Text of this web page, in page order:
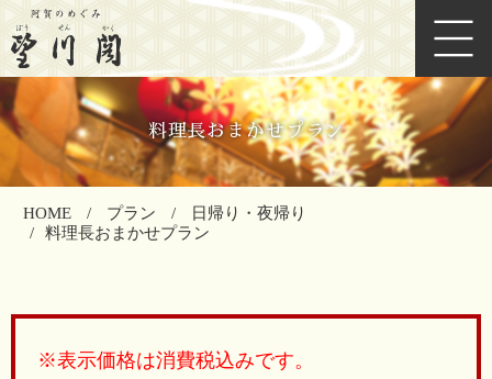
料理長おまかせプラン
HOME プラン
日帰り・夜帰り
料理長おまかせプラン
※表示価格は消費税込みです。